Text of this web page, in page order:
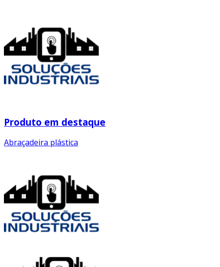
Produto em destaque
Abraçadeira plástica